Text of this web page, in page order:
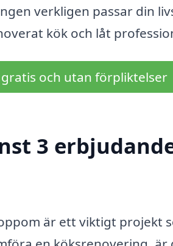
verkligen passar din
kök och låt
och utan förpliktelser
3
är ett viktigt projekt